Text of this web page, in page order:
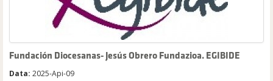
Fundación Diocesanas- Jesús Obrero Fundazioa. EGIBIDE
Data: 2025-Api-09